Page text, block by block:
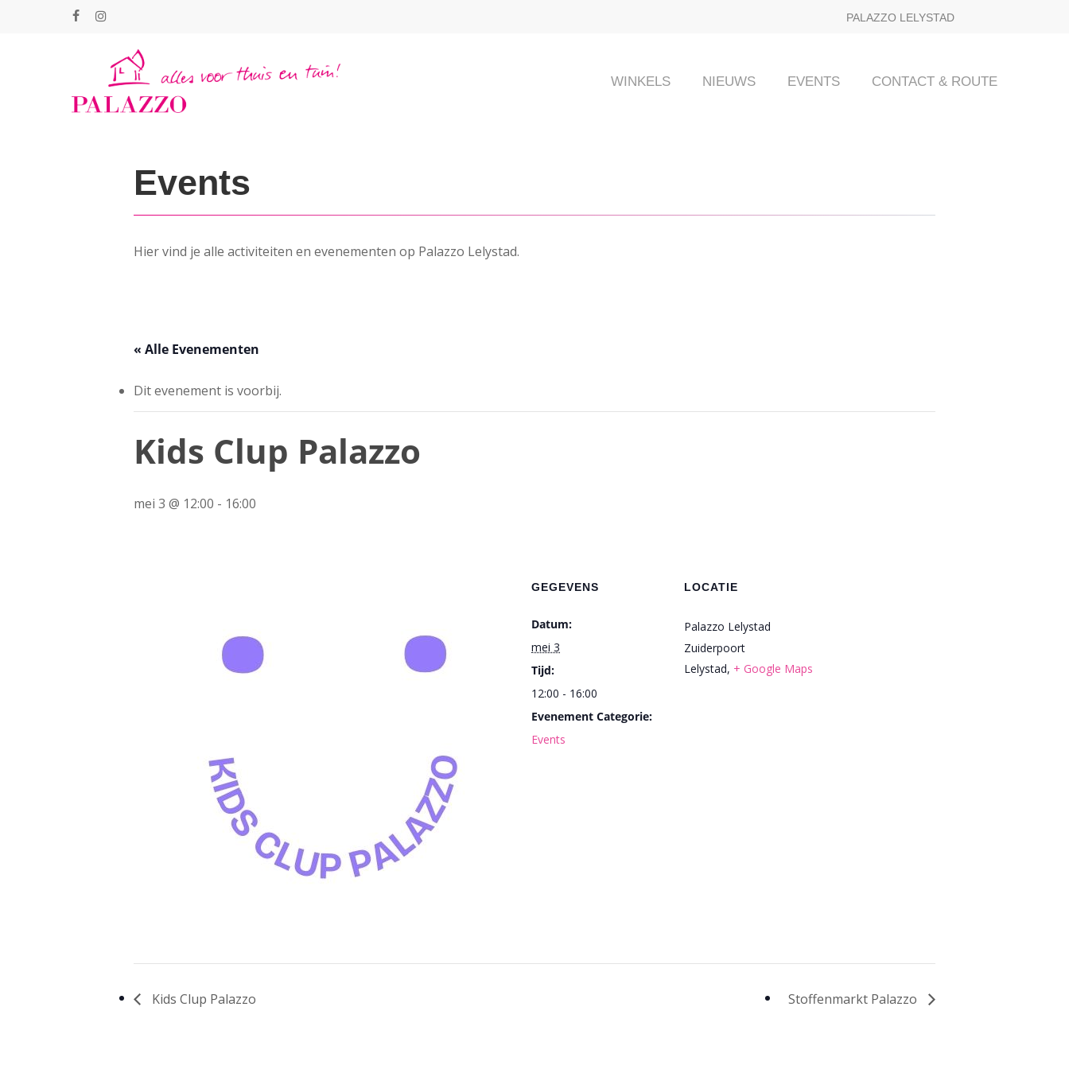
facebookinstagram PALAZZO LELYSTAD
WINKELS NIEUWS EVENTS CONTACT & ROUTE
Events
Hier vind je alle activiteiten en evenementen op Palazzo Lelystad.
« Alle Evenementen
Dit evenement is voorbij.
Kids Clup Palazzo
mei 3 @ 12:00 - 16:00
GEGEVENS
Datum:
mei 3
Tijd:
12:00 - 16:00
Evenement Categorie:
Events
LOCATIE
Palazzo Lelystad
Zuiderpoort
Lelystad, + Google Maps
Kids Clup Palazzo Stoffenmarkt Palazzo